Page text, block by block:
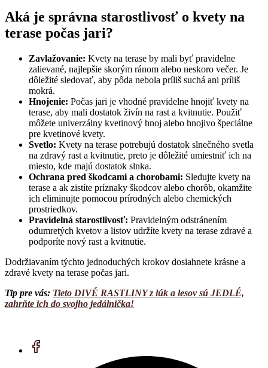
Aká je správna starostlivosť o kvety na
terase počas jari?
Zavlažovanie: Kvety na terase by mali byť pravidelne
zalievané, najlepšie skorým ránom alebo neskoro večer. Je
dôležité sledovať, aby pôda nebola príliš suchá ani príliš
mokrá.
Hnojenie: Počas jari je vhodné pravidelne hnojiť kvety na
terase, aby mali dostatok živín na rast a kvitnutie. Použiť
môžete univerzálny kvetinový hnoj alebo hnojivo špeciálne
pre kvetinové kvety.
Svetlo: Kvety na terase potrebujú dostatok slnečného svetla
na zdravý rast a kvitnutie, preto je dôležité umiestniť ich na
miesto, kde majú dostatok slnka.
Ochrana pred škodcami a chorobami: Sledujte kvety na
terase a ak zistíte príznaky škodcov alebo chorôb, okamžite
ich eliminujte pomocou prírodných alebo chemických
prostriedkov.
Pravidelná starostlivosť: Pravidelným odstránením
odumretých kvetov a listov udržíte kvety na terase zdravé a
podporíte nový rast a kvitnutie.
Dodržiavaním týchto jednoduchých krokov dosiahnete krásne a
zdravé kvety na terase počas jari.
Tip pre vás: Tieto DIVÉ RASTLINY z lúk a lesov sú JEDLÉ,
zahrňte ich do svojho jedálnička!